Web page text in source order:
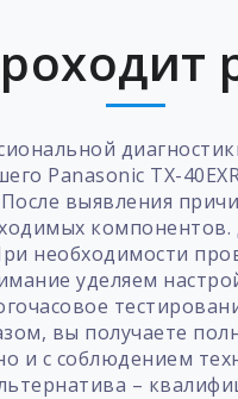
Panasonic TX-
выявления
необходимости
уделяем
вы получаете
и с соблюдением
–